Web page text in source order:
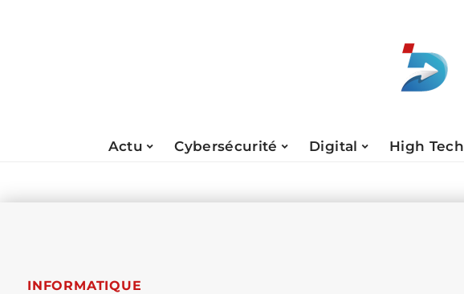
Actu Cybersécurité Digital High Tech
INFORMATIQUE